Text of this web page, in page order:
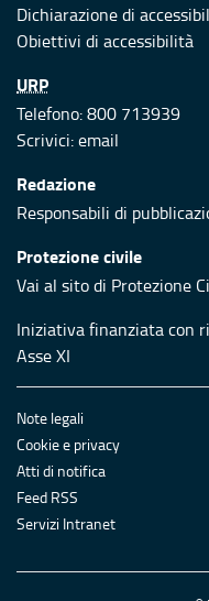
Dichiarazione di
Obiettivi di accessibilità
URP
Telefono: 800 713939
Scrivici:email
Redazione
Responsabili di
Protezione civile
Vai al sito di Protezione
Iniziativa finanziata con
Asse XI
Note legali
Cookie e privacy
Atti di notifica
Feed RSS
Servizi Intranet